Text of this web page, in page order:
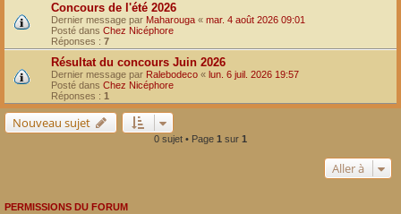
Concours de l'été 2026
Dernier message par Maharouga « mar. 4 août 2026 09:01
Posté dans Chez Nicéphore
Réponses : 7
Résultat du concours Juin 2026
Dernier message par Ralebodeco « lun. 6 juil. 2026 19:57
Posté dans Chez Nicéphore
Réponses : 1
Nouveau sujet
0 sujet • Page 1 sur 1
Aller à
PERMISSIONS DU FORUM